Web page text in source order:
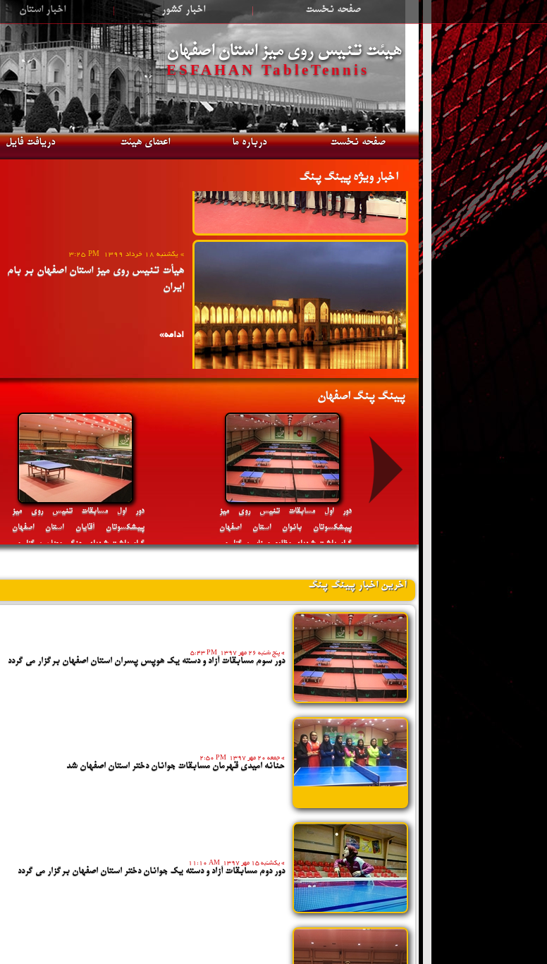
صفحه نخست | اخبار کشور | اخبار استان
هیئت تنیس روی میز استان اصفهان
ESFAHAN TableTennis
صفحه نخست درباره ما اعضای هیئت دریافت فایل
اخبار ویژه پینگ پنگ
»دوشنبه 18 مهر 1401 2:54 PM
هتریک نایب قهرمانی اصفهان در رقابت های
المپیاد استعدادهای برتر ایران
ادامه»
ادامه»
مهدی تکابی به عنوان عضو جدید هیئت رئیسه
فدراسیون تنیس روی میز منصوب شد
المپیاد استعدادهای برتر ایران
پینگ پنگ اصفهان
دور اول مسابقات تنیس روی میز
پیشکسوتان آقایان استان اصفهان
گرامیداشت شهدای جنگ رمضان برگزار می
دور اول مسابقات تنیس روی میز
پیشکسوتان بانوان استان اصفهان
گرامیداشت شهدای مظلوم میناب برگزار می
آخرین اخبار پینگ پنگ
» پنج شنبه 26 مهر 1397 5:43 PM
دور سوم مسابقات آزاد و دسته یک هوپس پسران استان اصفهان برگزار می گردد
» جمعه 20 مهر 1397 2:50 PM
حنانه امیدی قهرمان مسابقات جوانان دختر استان اصفهان شد
» یکشنبه 15 مهر 1397 11:10 AM
دور دوم مسابقات آزاد و دسته یک جوانان دختر استان اصفهان برگزار می گردد